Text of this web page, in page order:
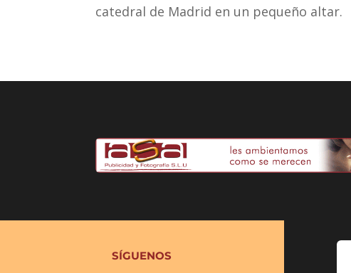
catedral de Madrid en un pequeño altar.
SÍGUENOS